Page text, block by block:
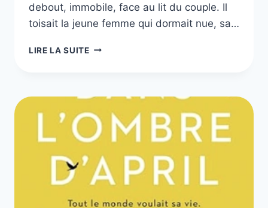
debout, immobile, face au lit du couple. Il
toisait la jeune femme qui dormait nue, sa…
LIRE LA SUITEL’EMPATHIE,
DE
LA
SÉRIE